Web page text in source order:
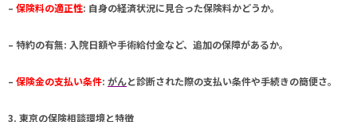
– 保険料の適正性: 自身の経済状況に見合った保険料かどうか。
– 特約の有無: 入院日額や手術給付金など、追加の保障があるか。
– 保険金の支払い条件: がんと診断された際の支払い条件や手続きの簡便さ。
3. 東京の保険相談環境と特徴